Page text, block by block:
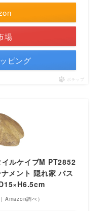
場
ピング
ポチップ
ルケイブM PT2852
メント 隠れ家 バス
Amazon調べ）